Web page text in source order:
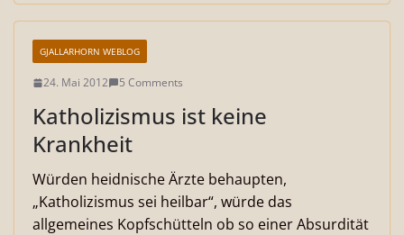
GJALLARHORN WEBLOG
24. Mai 2012 5 Comments
Katholizismus ist keine
Krankheit
Würden heidnische Ärzte behaupten,
„Katholizismus sei heilbar“, würde das
allgemeines Kopfschütteln ob so einer Absurdität